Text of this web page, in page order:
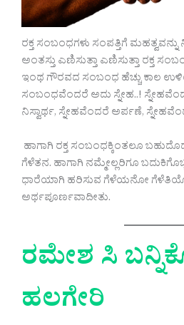
ರಕ್ತ ಸಂಬಂಧಗಳು ಸಂಪತ್ತಿಗೆ ಮಹತ್ವವನ್ನು
ಅಂತಸ್ತು ಎಣಿಸುತ್ತಾ ಎಣಿಸುತ್ತಾ ರಕ್ತ
ಇಂಥ ಗೌರವದ ಸಂಬಂಧ ಹೆಚ್ಚು ಕಾಲ
ಸಂಬಂಧವೆಂದರೆ ಅದು ಸ್ನೇಹ..!
ನಿಸ್ವಾರ್ಥ, ಸ್ನೇಹವೆಂದರೆ ಅರ್ಪಣೆ,
ಹಾಗಾಗಿ ರಕ್ತ ಸಂಬಂಧಕ್ಕಿಂತಲೂ
ಗೆಳೆತನ. ಹಾಗಾಗಿ ನಮ್ಮೇಲ್ಲರಿಗೂ
ಧಾರೆಯಾಗಿ ಹರಿಸುವ ಗೆಳೆಯನೋ ಗೆಳೆತಿಯೋ
ಅರ್ಥಪೂರ್ಣವಾದೀತು.
ರಮೇಶ ಸಿ
ಹಲಗೇರಿ